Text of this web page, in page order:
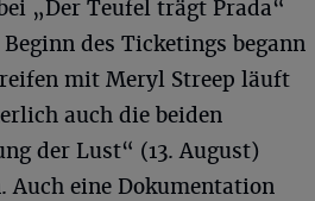
„Der Teufel trägt Prada“
des Ticketings begann
mit Meryl Streep läuft
auch die beiden
der Lust“ (13. August)
Auch eine Dokumentation